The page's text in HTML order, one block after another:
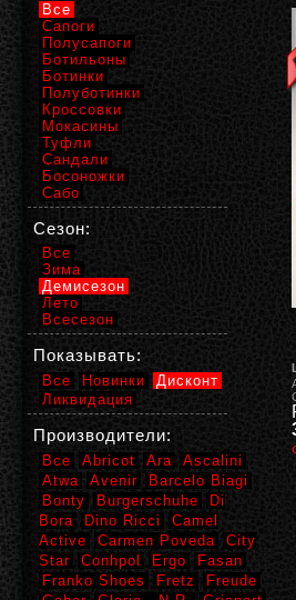
Все
Сапоги
Полусапоги
Ботильоны
Ботинки
Полуботинки
Кроссовки
Мокасины
Туфли
Сандали
Босоножки
Сабо
Сезон:
Все
Зима
Демисезон
Лето
Всесезон
Показывать:
Все Новинки
Дисконт
Ликвидация
Производители:
Все Abricot Ara
Ascalini
Atwa
Avenir
Barcelo Biagi
Bonty
Burgerschuhe
Di
Bora
Dino Ricci
Camel
Active
Carmen Poveda
City
Star
Conhpol Ergo
Fasan
Franko Shoes
Fretz
Freude